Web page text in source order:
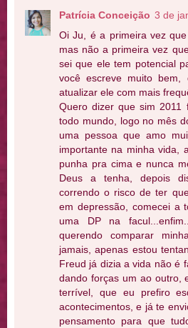
Patrícia Conceição 3 de
Oi Ju, é a primeira vez
mas não a primeira vez
sei que ele tem potencial
você escreve muito
atualizar ele com mais
Quero dizer que sim 2011
todo mundo, logo no mês
uma pessoa que amo
importante na minha vida,
punha pra cima e nunca
Deus a tenha, depois
correndo o risco de ter
em depressão, comecei a
uma DP na
querendo comparar
jamais, apenas estou
Freud já dizia a vida não é
dando forças um ao outro,
terrível, que eu prefiro
acontecimentos, e já te
pensamento para que